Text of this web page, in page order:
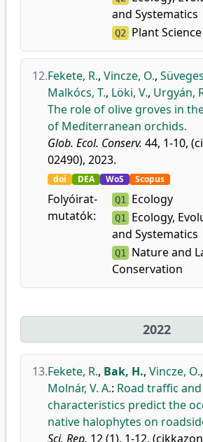
and Systematics
Q2 Plant Science
12.Fekete, R., Vincze, O.,
Malkócs, T., Löki, V., Urgyán,
The role of olive groves in
of Mediterranean orchids.
Glob. Ecol. Conserv. 44, 1-10,
02490), 2023.
doi DEA WoS Scopus
Folyóirat-
mutatók:
Q1 Ecology
Q1
Ecology,
and Systematics
Q1
Nature and
Conservation
2022
13.Fekete, R., Bak, H., Vincze, O.,
Molnár, V. A.: Road traffic
characteristics predict the
native halophytes on
Sci. Rep. 12 (1), 1-12,